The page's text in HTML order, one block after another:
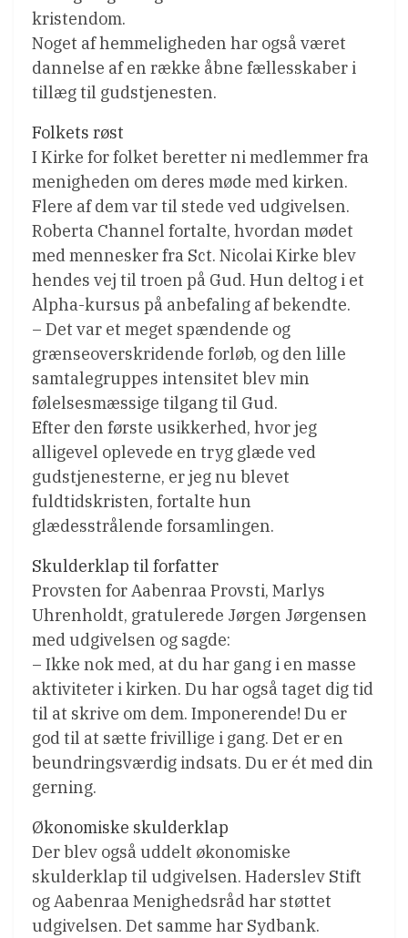
kristendom.
Noget af hemmeligheden har også været
dannelse af en række åbne fællesskaber i
tillæg til gudstjenesten.
Folkets røst
I Kirke for folket beretter ni medlemmer fra
menigheden om deres møde med kirken.
Flere af dem var til stede ved udgivelsen.
Roberta Channel fortalte, hvordan mødet
med mennesker fra Sct. Nicolai Kirke blev
hendes vej til troen på Gud. Hun deltog i et
Alpha-kursus på anbefaling af bekendte.
– Det var et meget spændende og
grænseoverskridende forløb, og den lille
samtalegruppes intensitet blev min
følelsesmæssige tilgang til Gud.
Efter den første usikkerhed, hvor jeg
alligevel oplevede en tryg glæde ved
gudstjenesterne, er jeg nu blevet
fuldtidskristen, fortalte hun
glædesstrålende forsamlingen.
Skulderklap til forfatter
Provsten for Aabenraa Provsti, Marlys
Uhrenholdt, gratulerede Jørgen Jørgensen
med udgivelsen og sagde:
– Ikke nok med, at du har gang i en masse
aktiviteter i kirken. Du har også taget dig tid
til at skrive om dem. Imponerende! Du er
god til at sætte frivillige i gang. Det er en
beundringsværdig indsats. Du er ét med din
gerning.
Økonomiske skulderklap
Der blev også uddelt økonomiske
skulderklap til udgivelsen. Haderslev Stift
og Aabenraa Menighedsråd har støttet
udgivelsen. Det samme har Sydbank.